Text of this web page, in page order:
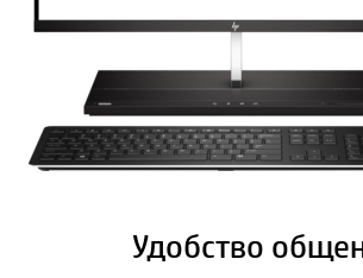
Удобство